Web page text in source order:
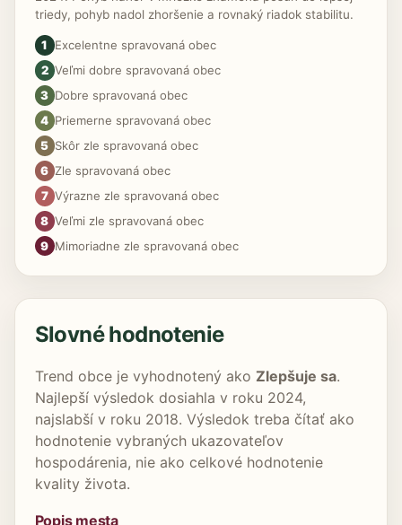
triedy, pohyb nadol zhoršenie a rovnaký riadok stabilitu.
1 Excelentne spravovaná obec
2 Veľmi dobre spravovaná obec
3 Dobre spravovaná obec
4 Priemerne spravovaná obec
5 Skôr zle spravovaná obec
6 Zle spravovaná obec
7 Výrazne zle spravovaná obec
8 Veľmi zle spravovaná obec
9 Mimoriadne zle spravovaná obec
Slovné hodnotenie
Trend obce je vyhodnotený ako Zlepšuje sa.
Najlepší výsledok dosiahla v roku 2024,
najslabší v roku 2018. Výsledok treba čítať ako
hodnotenie vybraných ukazovateľov
hospodárenia, nie ako celkové hodnotenie
kvality života.
Popis mesta